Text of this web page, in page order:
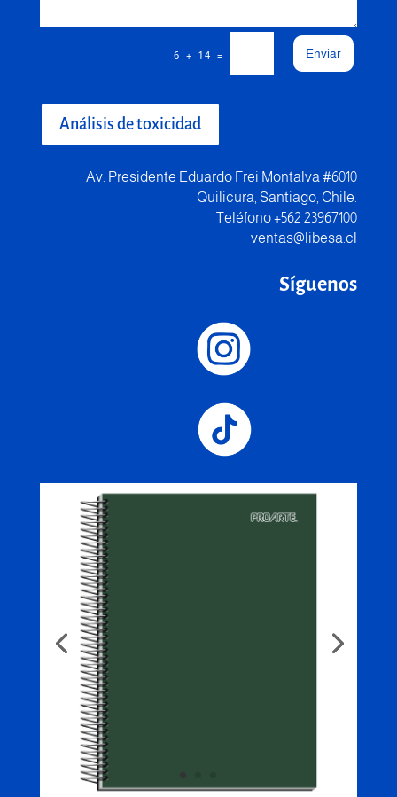
6 + 14 = Enviar
Análisis de toxicidad
Av. Presidente Eduardo Frei Montalva #6010
Quilicura, Santiago, Chile.
Teléfono +562 23967100
ventas@libesa.cl
Síguenos